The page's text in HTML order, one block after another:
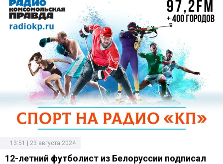
13:51 | 23 августа 2024
12-летний футболист из Белоруссии подписал